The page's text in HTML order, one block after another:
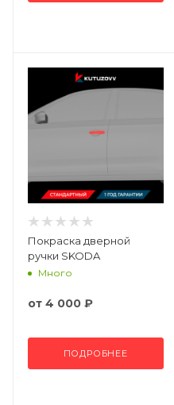
Покраска дверной
ручки SKODA
Много
от 4 000 ₽
ПОДРОБНЕЕ